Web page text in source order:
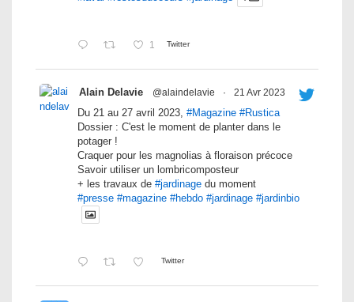
1 Twitter
Alain Delavie @alaindelavie · 21 Avr 2023
Du 21 au 27 avril 2023, #Magazine #Rustica
Dossier : C'est le moment de planter dans le
potager !
Craquer pour les magnolias à floraison précoce
Savoir utiliser un lombricomposteur
+ les travaux de #jardinage du moment
#presse #magazine #hebdo #jardinage #jardinbio
Twitter